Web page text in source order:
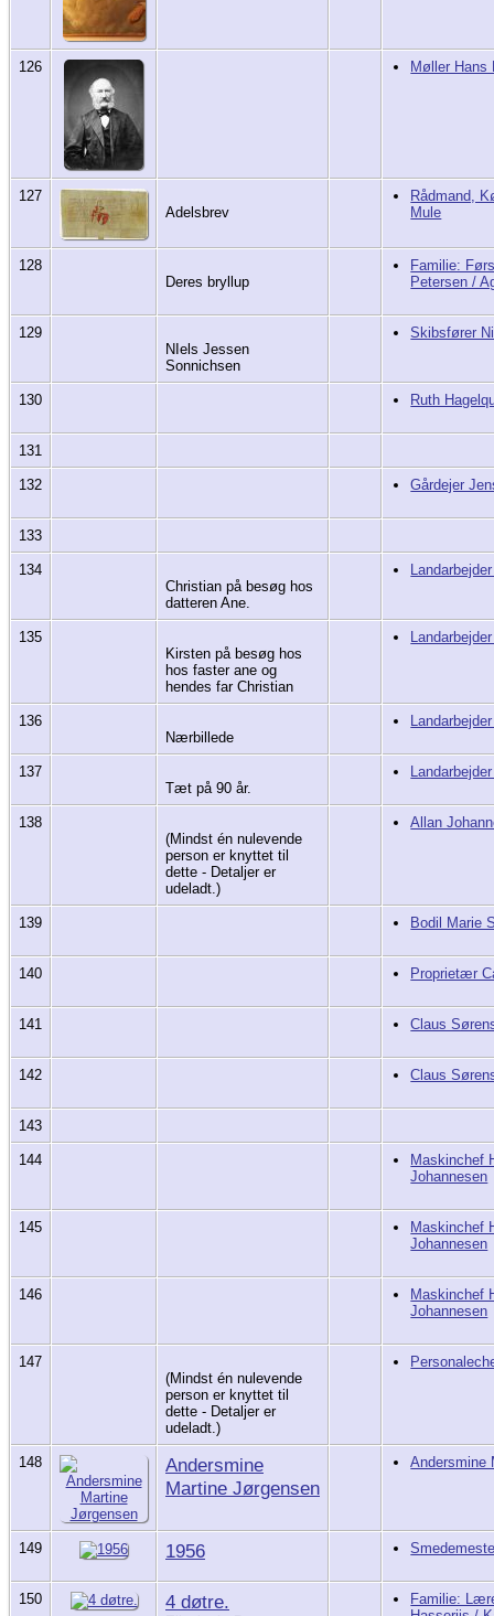
126 Møller Hans
127
Adelsbrev
Rådmand,
Mule
128
Deres bryllup
Familie:
Petersen /
129
NIels Jessen
Sonnichsen
Skibsfører
130 Ruth
131
132 Gårdejer
133
134
Christian på besøg hos
datteren Ane.
135
Kirsten på besøg hos
hos faster ane og
hendes far Christian
136
Nærbillede
137
Tæt på 90 år.
138
(Mindst én nulevende
person er knyttet til
dette - Detaljer er
udeladt.)
Allan
139 Bodil Marie
140 Proprietær
141 Claus
142 Claus
143
144
Maskinchef
Johannesen
145
Maskinchef
Johannesen
146
Maskinchef
Johannesen
147
(Mindst én nulevende
person er knyttet til
dette - Detaljer er
udeladt.)
148
Andersmine
Martine Jørgensen
Andersmine
149 1956
150 4 døtre.
Familie: